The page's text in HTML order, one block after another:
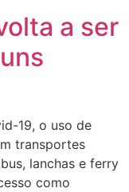
a ser
19, o uso de
transportes
lanchas e ferry
como